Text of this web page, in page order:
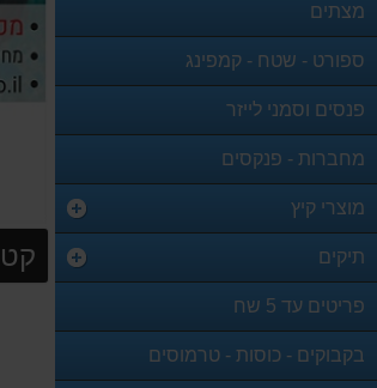
מצתים
ספורט - שטח - קמפינג
פנסים וסמני לייזר
מחברות - פנקסים
מוצרי קיץ
תיקים
פריטים עד 5 שח
בקבוקים - כוסות - טרמוסים